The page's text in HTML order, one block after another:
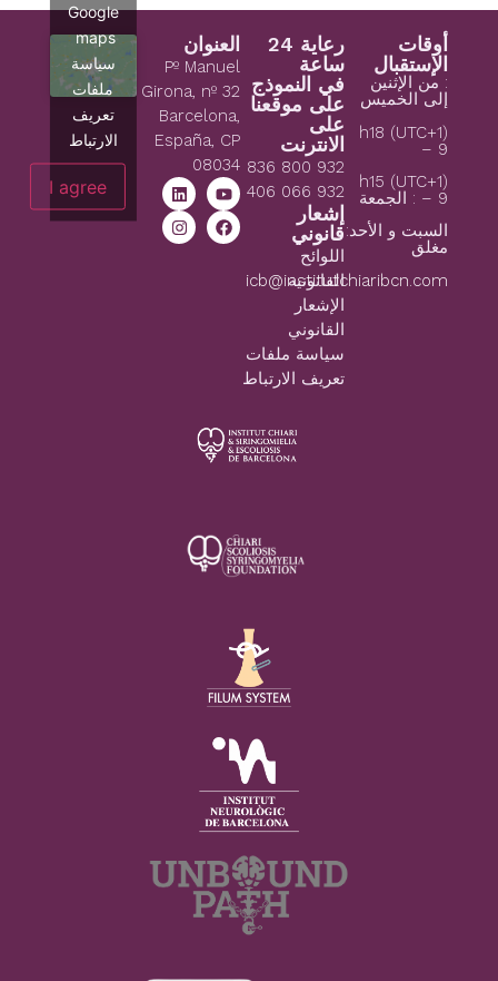
أوقات
الإستقبال
: من الإثنين
إلى الخميس
(1+UTC) h18
– 9
(1+UTC) h15
– 9 : الجمعة
السبت و الأحد:
مغلق
icb@institutchiaribcn.com
رعاية 24
ساعة
في النموذج
على موقعنا
على
الانترنت
932 800 836
932 066 406
إشعار
قانوني
اللوائح
القانونية
الإشعار
القانوني
سياسة ملفات
تعريف الارتباط
العنوان
Pº Manuel
Girona, nº 32
Barcelona,
España, CP
08034
Google
maps
سياسة
ملفات
تعريف
الارتباط
I agree